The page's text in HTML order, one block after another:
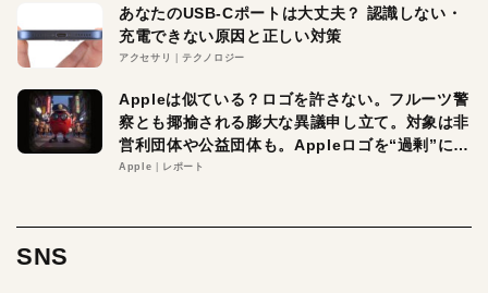
あなたのUSB-Cポートは大丈夫？ 認識しない・
充電できない原因と正しい対策
アクセサリ テクノロジー
Appleは似ている？ロゴを許さない。フルーツ警
察とも揶揄される膨大な異議申し立て。対象は非
営利団体や公益団体も。Appleロゴを“過剰”に守
る理由とは
Apple レポート
SNS